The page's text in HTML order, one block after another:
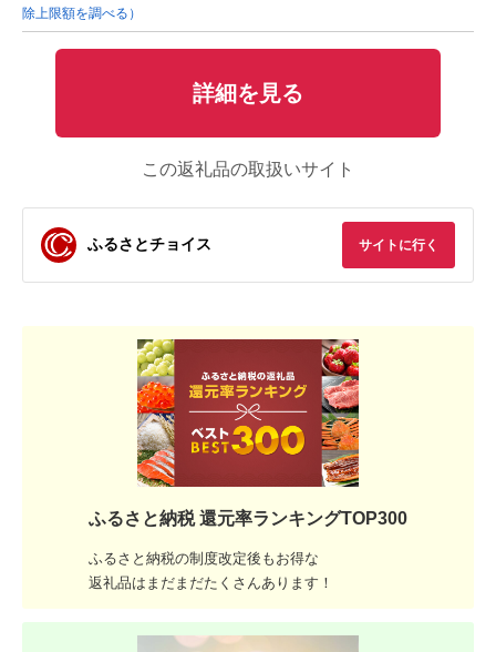
除上限額を調べる）
詳細を見る
この返礼品の取扱いサイト
ふるさとチョイス サイトに行く
ふるさと納税 還元率ランキングTOP300
ふるさと納税の制度改定後もお得な
返礼品はまだまだたくさんあります！